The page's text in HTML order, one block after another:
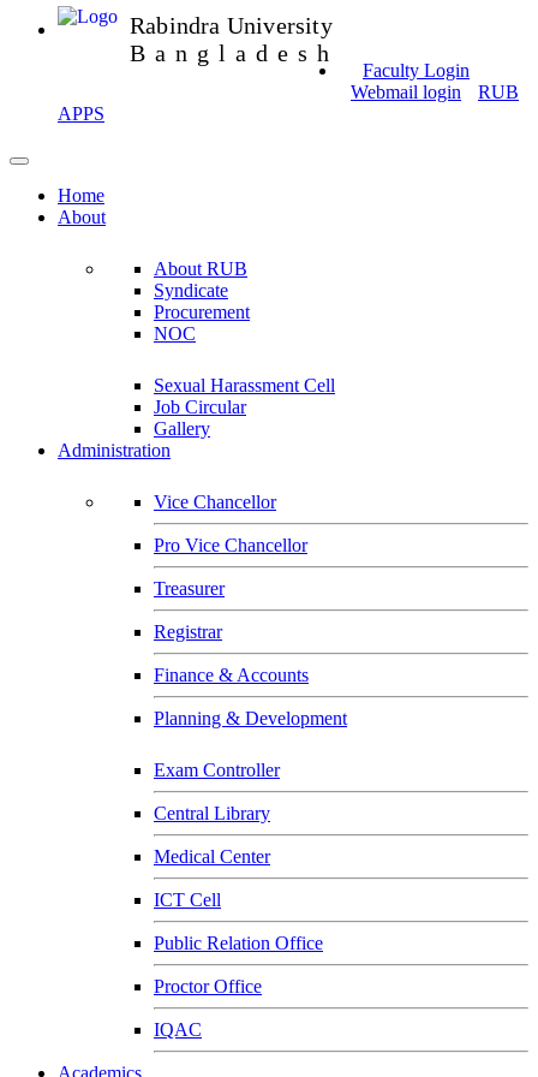
Rabindra University
Bangladesh
Faculty Login
Webmail login
RUB
APPS
Home
About
About RUB
Syndicate
Procurement
NOC
Sexual Harassment Cell
Job Circular
Gallery
Administration
Vice Chancellor
Pro Vice Chancellor
Treasurer
Registrar
Finance & Accounts
Planning & Development
Exam Controller
Central Library
Medical Center
ICT Cell
Public Relation Office
Proctor Office
IQAC
Academics